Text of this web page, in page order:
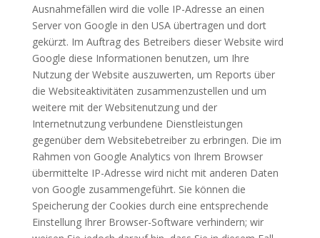
Ausnahmefällen wird die volle IP-Adresse an einen
Server von Google in den USA übertragen und dort
gekürzt. Im Auftrag des Betreibers dieser Website wird
Google diese Informationen benutzen, um Ihre
Nutzung der Website auszuwerten, um Reports über
die Websiteaktivitäten zusammenzustellen und um
weitere mit der Websitenutzung und der
Internetnutzung verbundene Dienstleistungen
gegenüber dem Websitebetreiber zu erbringen. Die im
Rahmen von Google Analytics von Ihrem Browser
übermittelte IP-Adresse wird nicht mit anderen Daten
von Google zusammengeführt. Sie können die
Speicherung der Cookies durch eine entsprechende
Einstellung Ihrer Browser-Software verhindern; wir